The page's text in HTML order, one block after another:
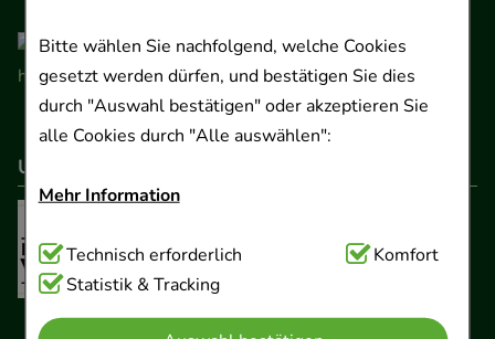
Bitte wählen Sie nachfolgend, welche Cookies
gesetzt werden dürfen, und bestätigen Sie dies
durch "Auswahl bestätigen" oder akzeptieren Sie
alle Cookies durch "Alle auswählen":
Mehr Information
Technisch Notwendig:Hierbei handelt es sich um
Cookies, die für die Grundfunktionen unserer
Website notwendig sind (z.B. Navigation,
Technisch erforderlich
Komfort
Statistik & Tracking
Unser Netzwerk